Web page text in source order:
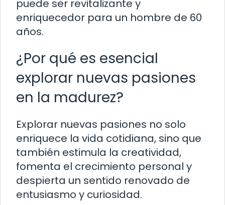
puede ser revitalizante y
enriquecedor para un hombre de 60
años.
¿Por qué es esencial
explorar nuevas pasiones
en la madurez?
Explorar nuevas pasiones no solo
enriquece la vida cotidiana, sino que
también estimula la creatividad,
fomenta el crecimiento personal y
despierta un sentido renovado de
entusiasmo y curiosidad.